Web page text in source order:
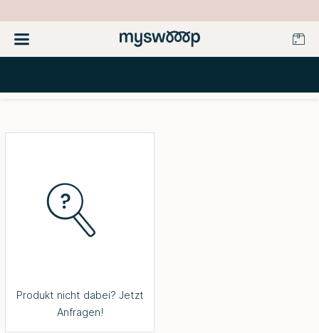
Produkt nicht dabei? Jetzt
Anfragen!